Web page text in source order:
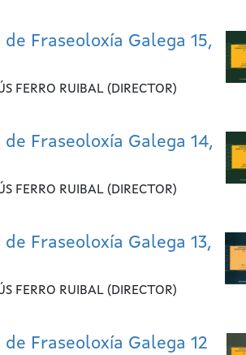
de Fraseoloxía Galega 15,
FERRO RUIBAL (DIRECTOR)
de Fraseoloxía Galega 14,
FERRO RUIBAL (DIRECTOR)
de Fraseoloxía Galega 13,
FERRO RUIBAL (DIRECTOR)
de Fraseoloxía Galega 12